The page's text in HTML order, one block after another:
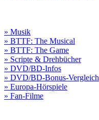
» Musik
» BTTF: The Musical
» BTTF: The Game
» Scripte & Drehbücher
» DVD/BD-Infos
» DVD/BD-Bonus-Vergleich
» Europa-Hörspiele
» Fan-Filme